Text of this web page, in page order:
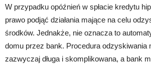
W przypadku opóźnień w spłacie kredytu
prawo podjąć działania mające na celu
środków. Jednakże, nie oznacza to
domu przez bank. Procedura odzyskiwania
zazwyczaj długa i skomplikowana, a bank